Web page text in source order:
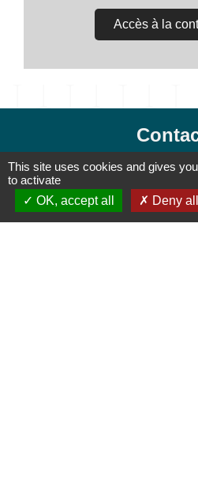
Accès à la
Commune
78 rue Pierre
95590 Presles
This site uses cookies and gives
to activate
OK, accept all
Deny